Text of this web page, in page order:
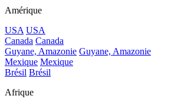
Amérique
USA USA
Canada Canada
Guyane, Amazonie Guyane, Amazonie
Mexique Mexique
Brésil Brésil
Afrique